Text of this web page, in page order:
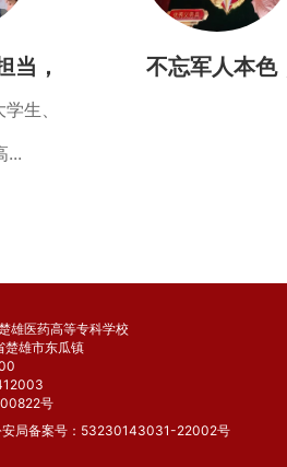
当，
华
生、
...
不忘军人本色
雄医药高等专科学校
楚雄市东瓜镇
号
安局备案号：53230143031-22002号